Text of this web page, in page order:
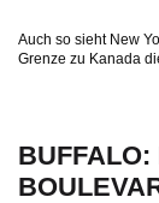
Auch so sieht New
Grenze zu Kanada